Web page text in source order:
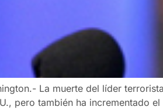
La muerte del líder
pero también ha incrementado